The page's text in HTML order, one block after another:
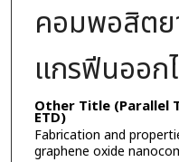
คอมพอสิตย
แกรฟีนออก
Other Title (Parallel
ETD)
Fabrication and
graphene oxide